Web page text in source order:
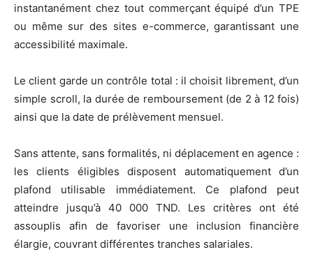
instantanément chez tout commerçant équipé d’un TPE
ou même sur des sites e-commerce, garantissant une
accessibilité maximale.
Le client garde un contrôle total : il choisit librement, d’un
simple scroll, la durée de remboursement (de 2 à 12 fois)
ainsi que la date de prélèvement mensuel.
Sans attente, sans formalités, ni déplacement en agence :
les clients éligibles disposent automatiquement d’un
plafond utilisable immédiatement. Ce plafond peut
atteindre jusqu’à 40 000 TND. Les critères ont été
assouplis afin de favoriser une inclusion financière
élargie, couvrant différentes tranches salariales.